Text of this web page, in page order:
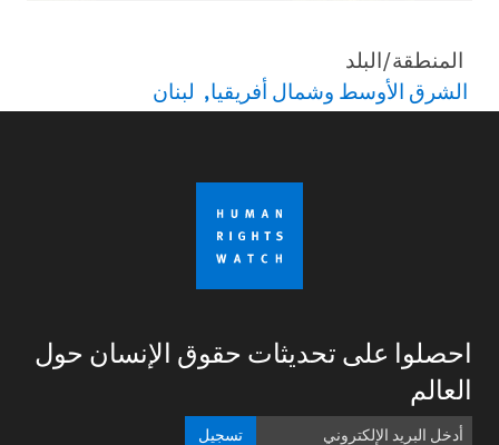
المنطقة/البلد
الشرق الأوسط وشمال أفريقيا
لبنان
احصلوا على تحديثات حقوق الإنسان حول
العالم
تسجيل